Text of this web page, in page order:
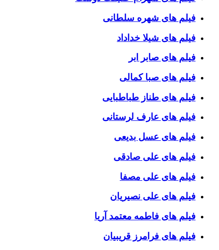
فیلم های شهره سلطانی
فیلم های شیلا خداداد
فیلم های صابر ابر
فیلم های صبا کمالی
فیلم های طناز طباطبایی
فیلم های عارف لرستانی
فیلم های عسل بدیعی
فیلم های علی صادقی
فیلم های علی مصفا
فیلم های علی نصیریان
فیلم های فاطمه معتمد آریا
فیلم های فرامرز قریبیان